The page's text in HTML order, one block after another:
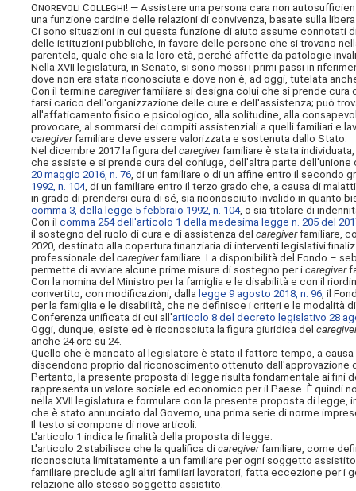
Onorevoli Colleghi! — Assistere una persona cara non
una funzione cardine delle relazioni di convivenza, basate sulla
Ci sono situazioni in cui questa funzione di aiuto assume
delle istituzioni pubbliche, in favore delle persone che si trovano
parentela, quale che sia la loro età, perché affette da patologie
Nella XVII legislatura, in Senato, si sono mossi i primi passi in
dove non era stata riconosciuta e dove non è, ad oggi, tutelata
Con il terminecaregiverfamiliare si designa colui che si prende cura
farsi carico dell'organizzazione delle cure e dell'assistenza; può
all'affaticamento fisico e psicologico, alla solitudine, alla
provocare, al sommarsi dei compiti assistenziali a quelli familiari e
caregiverfamiliare deve essere valorizzata e sostenuta dallo Stato.
Nel dicembre 2017 la figura delcaregiverfamiliare è stata
che assiste e si prende cura del coniuge, dell'altra parte
20 maggio 2016, n. 76 , di un familiare o di un affine entro il secondo
1992, n. 104, di un familiare entro il terzo grado che, a causa di
in grado di prendersi cura di sé, sia riconosciuto invalido in quanto
comma 3, della legge 5 febbraio 1992, n. 104, o sia titolare di
Con ilcomma 254 dell'articolo 1 della medesima legge n. 205 del
il sostegno del ruolo di cura e di assistenza delcaregiverfamiliare,
2020, destinato alla copertura finanziaria di interventi legislativi
professionale delcaregiverfamiliare. La disponibilità del Fondo –
permette di avviare alcune prime misure di sostegno per icaregiver
Con la nomina del Ministro per la famiglia e le disabilità e con il
convertito, con modificazioni, dalla legge 9 agosto 2018, n. 96 , il
per la famiglia e le disabilità, che ne definisce i criteri e le
Conferenza unificata di cui all'articolo 8 del decreto legislativo 28
Oggi, dunque, esiste ed è riconosciuta la figura giuridica del
anche 24 ore su 24.
Quello che è mancato al legislatore è stato il fattore tempo, a
discendono proprio dal riconoscimento ottenuto dall'approvazione
Pertanto, la presente proposta di legge risulta fondamentale ai fini
rappresenta un valore sociale ed economico per il Paese. È
nella XVII legislatura e formulare con la presente proposta di
che è stato annunciato dal Governo, una prima serie di norme
Il testo si compone di nove articoli.
L'articolo 1 indica le finalità della proposta di legge.
L'articolo 2 stabilisce che la qualifica dicaregiverfamiliare, come
riconosciuta limitatamente a un familiare per ogni soggetto
familiare preclude agli altri familiari lavoratori, fatta eccezione per i
relazione allo stesso soggetto assistito.